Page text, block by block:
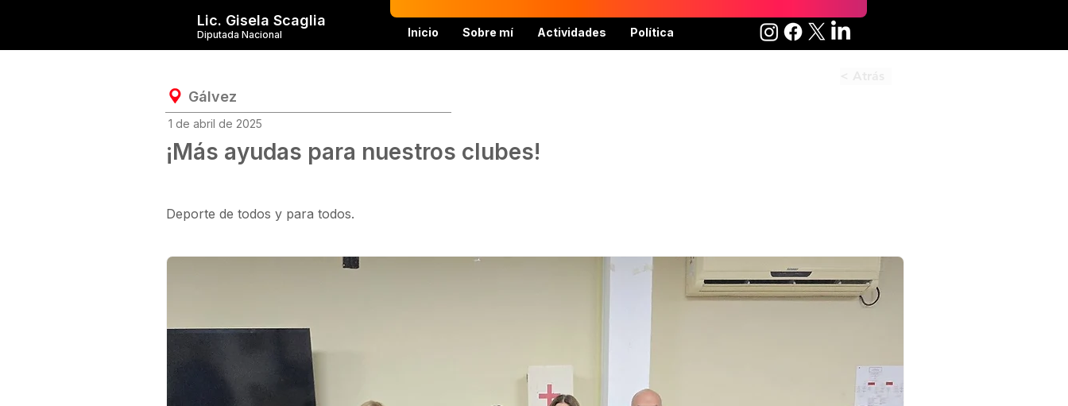
Diputada Nacional
Lic. Gisela Scaglia
Inicio Sobre mí Actividades Política
Gálvez
1 de abril de 2025
¡Más ayudas para nuestros clubes!
Deporte de todos y para todos.